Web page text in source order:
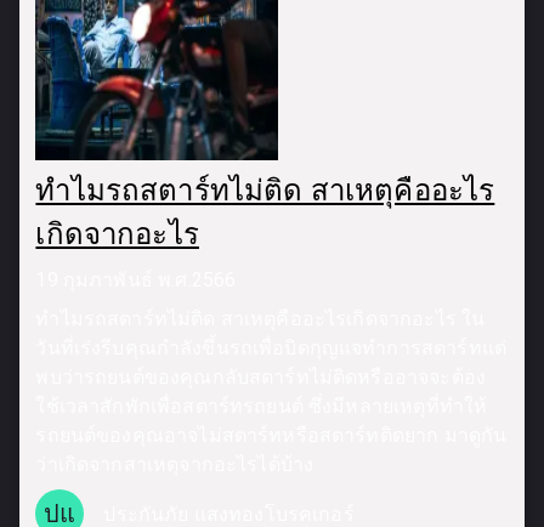
ทำไมรถสตาร์ทไม่ติด สาเหตุคืออะไร
เกิดจากอะไร
ปแ